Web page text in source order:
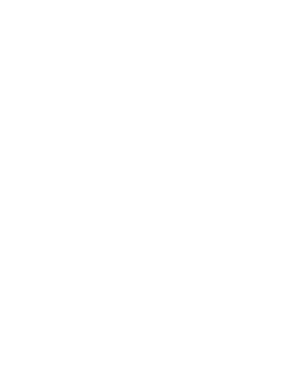
is, milyen betegségek